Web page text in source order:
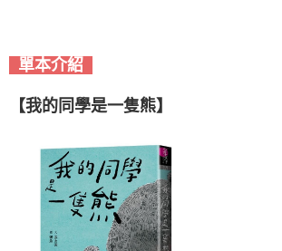
單本介紹
【我的同學是一隻熊】